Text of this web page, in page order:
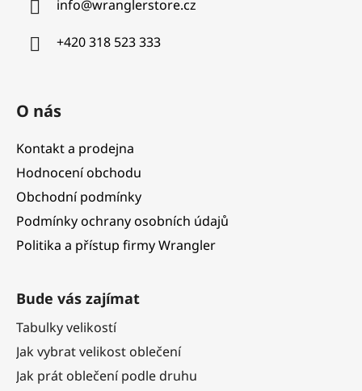
info@wranglerstore.cz
+420 318 523 333
O nás
Kontakt a prodejna
Hodnocení obchodu
Obchodní podmínky
Podmínky ochrany osobních údajů
Politika a přístup firmy Wrangler
Bude vás zajímat
Tabulky velikostí
Jak vybrat velikost oblečení
Jak prát oblečení podle druhu